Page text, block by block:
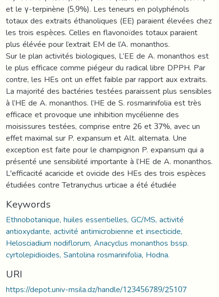
et le γ-terpinène (5,9%). Les teneurs en polyphénols
totaux des extraits éthanoliques (EE) paraient élevées chez
les trois espèces. Celles en flavonoïdes totaux paraient
plus élévée pour l’extrait EM de l’A. monanthos.
Sur le plan activités biologiques, L’EE de A. monanthos est
le plus efficace comme piégeur du radical libre DPPH. Par
contre, les HEs ont un effet faible par rapport aux extraits.
La majorité des bactéries testées paraissent plus sensibles
à l’HE de A. monanthos. l’HE de S. rosmarinifolia est très
efficace et provoque une inhibition mycélienne des
moisissures testées, comprise entre 26 et 37%, avec un
effet maximal sur P. expansum et Alt. alternata. Une
exception est faite pour le champignon P. expansum qui a
présenté une sensibilité importante à l’HE de A. monanthos.
L'efficacité acaricide et ovicide des HEs des trois espèces
étudiées contre Tetranychus urticae a été étudiée
Keywords
Ethnobotanique, huiles essentielles, GC/MS, activité
antioxydante, activité antimicrobienne et insecticide,
Helosciadium nodiflorum, Anacyclus monanthos bssp.
cyrtolepidioides, Santolina rosmarinifolia, Hodna.
URI
https://depot.univ-msila.dz/handle/123456789/25107